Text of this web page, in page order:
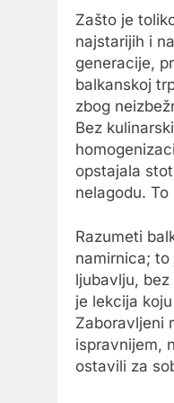
Zašto je
najstarijih i
generacije,
balkanskoj
zbog
Bez
opstajala
nelagodu.
Razumeti
namirnica;
ljubavlju,
je lekcija
Zaboravljeni
ispravnijem,
ostavili za